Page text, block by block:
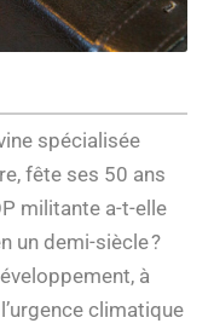
spécialisée
fête ses 50 ans
militante a-t-elle
un demi-siècle ?
à
climatique